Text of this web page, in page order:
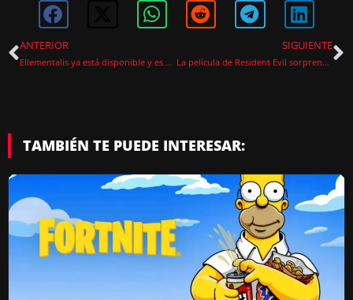
ANTERIOR
Ellementalis ya está disponible y es el homenaje a los Zelda clásicos que estaba esperando
SIGUIENTE
La película de Resident Evil sorprende: esta vez sí entiende la saga
TAMBIÉN TE PUEDE INTERESAR: